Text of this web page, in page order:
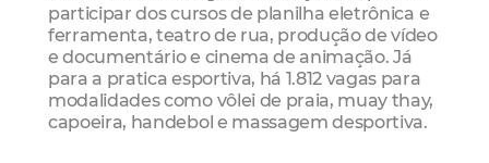
participar dos cursos de planilha eletrônica e
ferramenta, teatro de rua, produção de vídeo
e documentário e cinema de animação. Já
para a pratica esportiva, há 1.812 vagas para
modalidades como vôlei de praia, muay thay,
capoeira, handebol e massagem desportiva.